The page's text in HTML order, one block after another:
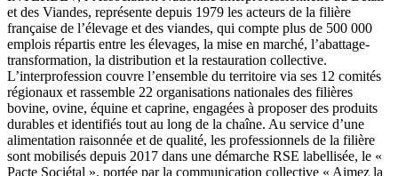
et des Viandes, représente depuis 1979 les acteurs de la filière
française de l’élevage et des viandes, qui compte plus de 500 000
emplois répartis entre les élevages, la mise en marché, l’abattage-
transformation, la distribution et la restauration collective.
L’interprofession couvre l’ensemble du territoire via ses 12 comités
régionaux et rassemble 22 organisations nationales des filières
bovine, ovine, équine et caprine, engagées à proposer des produits
durables et identifiés tout au long de la chaîne. Au service d’une
alimentation raisonnée et de qualité, les professionnels de la filière
sont mobilisés depuis 2017 dans une démarche RSE labellisée, le «
Pacte Sociétal », portée par la communication collective « Aimez la